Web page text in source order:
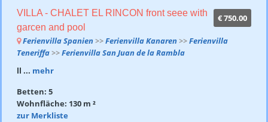
€ 750.00
VILLA - CHALET EL RINCON front seee with
garcen and pool
Ferienvilla Spanien >>Ferienvilla Kanaren >>Ferienvilla
Teneriffa>>Ferienvilla San Juan de la Rambla
ll ... mehr
Betten: 5
Wohnfläche: 130 m ²
zur Merkliste